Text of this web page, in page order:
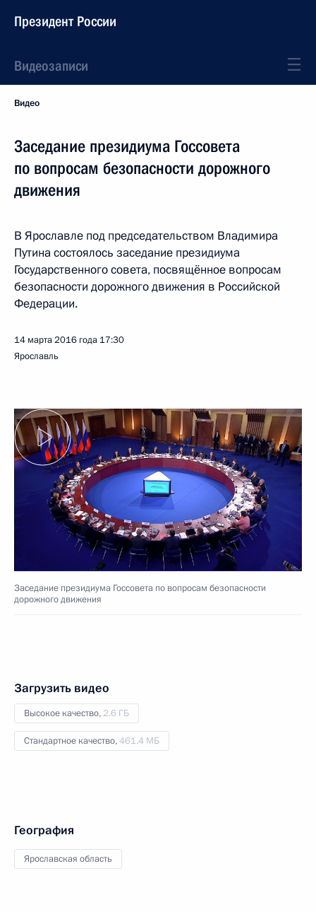
Президент России
Видеозаписи
Видео
Заседание президиума Госсовета
по вопросам безопасности дорожного
движения
В Ярославле под председательством Владимира
Путина состоялось заседание президиума
Государственного совета, посвящённое вопросам
безопасности дорожного движения в Российской
Федерации.
14 марта 2016 года 17:30
Ярославль
Заседание президиума Госсовета по вопросам безопасности
дорожного движения
Загрузить видео
Высокое качество, 2.6 ГБ
Стандартное качество,461.4 МБ
География
Ярославская область